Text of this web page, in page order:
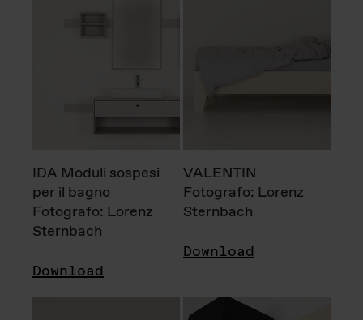
IDA Moduli sospesi
per il bagno
Fotografo: Lorenz
Sternbach
Download
VALENTIN
Fotografo: Lorenz
Sternbach
Download